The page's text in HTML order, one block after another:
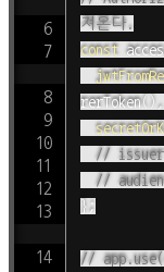
져온다.
const
rerToken( ) ,
//
//
} ;
//